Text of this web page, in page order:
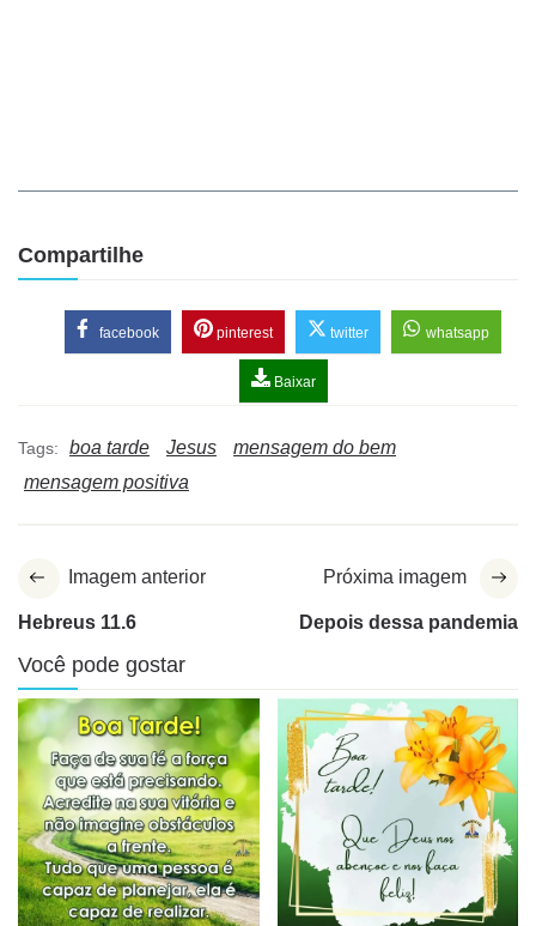
Compartilhe
facebook pinterest twitter whatsapp
Baixar
Tags: boa tarde Jesus
mensagem do bem
mensagem positiva
Imagem anterior
Hebreus 11.6
Próxima imagem
Depois dessa pandemia
Você pode gostar